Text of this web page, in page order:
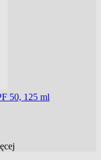
50, 125 ml